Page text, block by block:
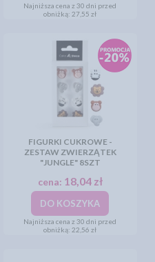
Najniższa cena z 30 dni przed
obniżką:27,55 zł
FIGURKI CUKROWE -
ZESTAW ZWIERZĄTEK
"JUNGLE" 8SZT
cena: 18,04 zł
DO KOSZYKA
Najniższa cena z 30 dni przed
obniżką:22,56 zł